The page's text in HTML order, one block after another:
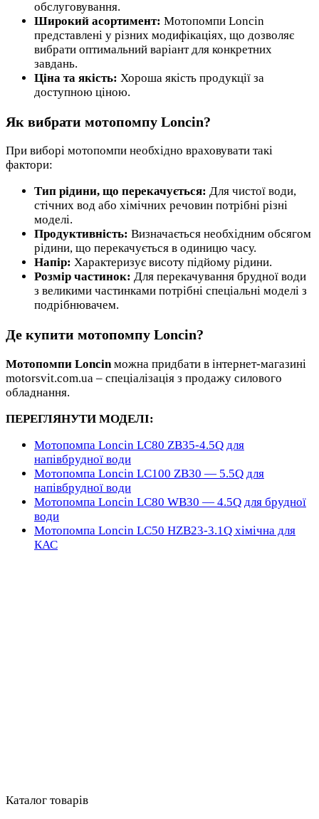
обслуговування.
Широкий асортимент: Мотопомпи Loncin
представлені у різних модифікаціях, що дозволяє
вибрати оптимальний варіант для конкретних
завдань.
Ціна та якість: Хороша якість продукції за
доступною ціною.
Як вибрати мотопомпу Loncin?
При виборі мотопомпи необхідно враховувати такі
фактори:
Тип рідини, що перекачується: Для чистої води,
стічних вод або хімічних речовин потрібні різні
моделі.
Продуктивність: Визначається необхідним обсягом
рідини, що перекачується в одиницю часу.
Напір: Характеризує висоту підйому рідини.
Розмір частинок: Для перекачування брудної води
з великими частинками потрібні спеціальні моделі з
подрібнювачем.
Де купити мотопомпу Loncin?
Мотопомпи Loncinможна придбати в інтернет-магазині
motorsvit.com.ua – спеціалізація з продажу силового
обладнання.
ПЕРЕГЛЯНУТИ МОДЕЛІ:
Мотопомпа Loncin LC80 ZB35-4.5Q для
напівбрудної води
Мотопомпа Loncin LC100 ZB30 — 5.5Q для
напівбрудної води
Мотопомпа Loncin LC80 WB30 — 4.5Q для брудної
води
Мотопомпа Loncin LC50 HZB23-3.1Q хімічна для
КАС
Каталог товарів